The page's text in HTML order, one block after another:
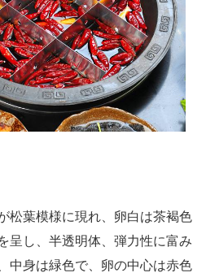
松葉模様に現れ、卵白は茶褐色
呈し、半透明体、弾力性に富み
中身は緑色で、卵の中心は赤色